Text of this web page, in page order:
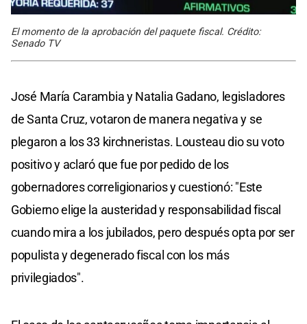
El momento de la aprobación del paquete fiscal. Crédito:
Senado TV
José María Carambia y Natalia Gadano, legisladores
de Santa Cruz, votaron de manera negativa y se
plegaron a los 33 kirchneristas. Lousteau dio su voto
positivo y aclaró que fue por pedido de los
gobernadores correligionarios y cuestionó: "Este
Gobierno elige la austeridad y responsabilidad fiscal
cuando mira a los jubilados, pero después opta por ser
populista y degenerado fiscal con los más
privilegiados".